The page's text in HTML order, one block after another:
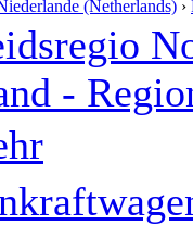
(Netherlands) ›
-